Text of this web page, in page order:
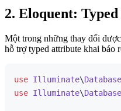
2. Eloquent:
Một trong những thay đổi
hỗ trợ typed attribute khai báo
use Illuminate\Database
use Illuminate\Database